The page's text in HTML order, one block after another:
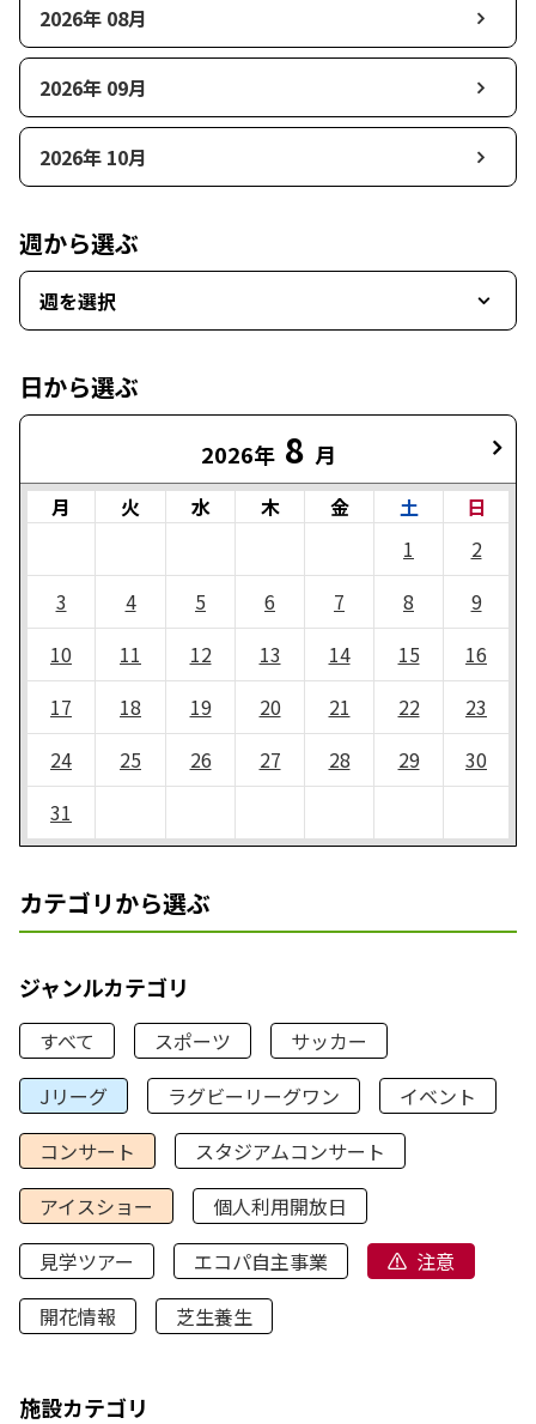
2026年 08月
2026年 09月
2026年 10月
週から選ぶ
週を選択
日から選ぶ
2026年 8 月
月 火 水 木 金 土
日
1
2
3
4 5 6 7 8
9
10
11 12 13 14 15
16
17
18 19 20 21 22
23
24
25 26 27 28 29
30
31
カテゴリから選ぶ
ジャンルカテゴリ
すべて スポーツ
サッカー
Jリーグ
ラグビーリーグワン
イベント
コンサート
スタジアムコンサート
アイスショー
個人利用開放日
見学ツアー
エコパ自主事業
注意
開花情報
芝生養生
施設カテゴリ